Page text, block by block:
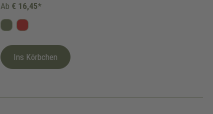
Oliv Rot
Ab € 16,45*
Ins Körbchen